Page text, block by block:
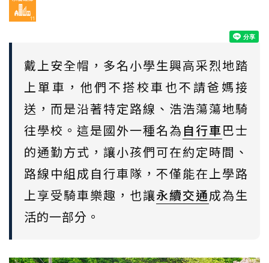
戴上安全帽，多名小學生興高采烈地踏
上單車，他們不搭校車也不請爸媽接
送，而是沿著特定路線、浩浩蕩蕩地騎
往學校。這是國外一種名為 自行車巴士
的通勤方式，讓小孩們可在約定時間、
路線中組成自行車隊，不僅能在上學路
上享受騎車樂趣，也讓永續交通成為生
活的一部分。